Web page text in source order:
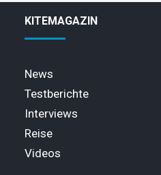
KITEMAGAZIN
News
Testberichte
Interviews
Reise
Videos